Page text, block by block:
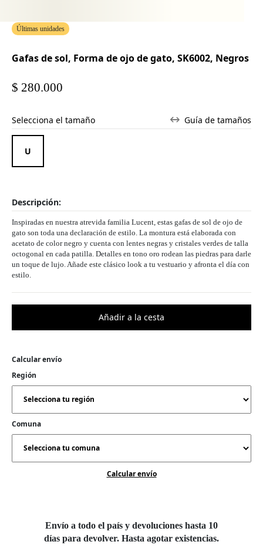
Últimas unidades
Gafas de sol, Forma de ojo de gato, SK6002, Negros
$ 280.000
Selecciona el tamaño Guía de tamaños
Descripción:
Inspiradas en nuestra atrevida familia Lucent, estas gafas de sol de ojo de
gato son toda una declaración de estilo. La montura está elaborada con
acetato de color negro y cuenta con lentes negras y cristales verdes de talla
octogonal en cada patilla. Detalles en tono oro rodean las piedras para darle
un toque de lujo. Añade este clásico look a tu vestuario y afronta el día con
estilo.
Calcular envío
Región
Comuna
Calcular envío
Envío a todo el país y devoluciones hasta 10
días para devolver. Hasta agotar existencias.